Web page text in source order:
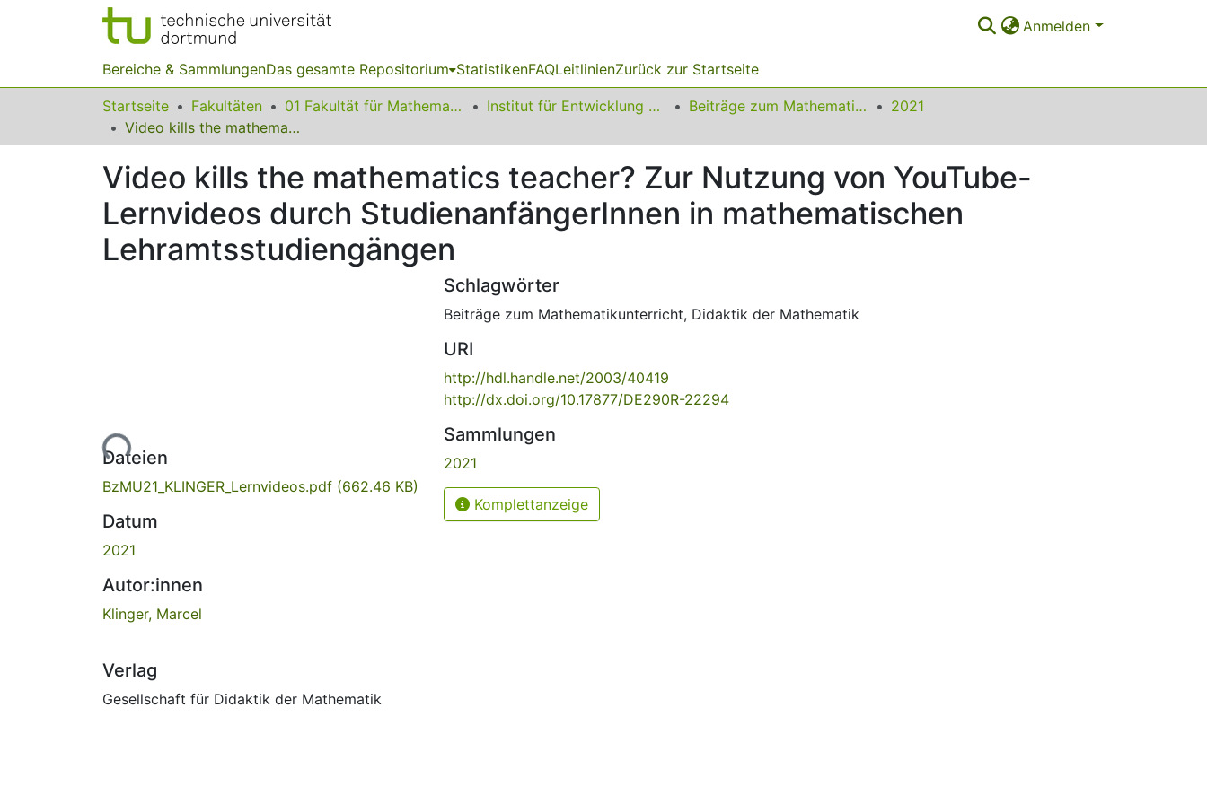
Anmelden
Bereiche & SammlungenDas gesamte Repositorium StatistikenFAQLeitlinienZurück zur Startseite
Startseite Fakultäten 01 Fakultät für Mathematik Institut für Entwicklung und Erforschung des Mathematikunterrichts Beiträge zum Mathematikunterricht
2021
Video kills the mathematics teacher? Zur Nutzung von YouTube-Lernvideos durch StudienanfängerInnen in mathematischen Lehramtsstudiengängen
Video kills the mathematics teacher? Zur Nutzung von YouTube-
Lernvideos durch StudienanfängerInnen in mathematischen
Lehramtsstudiengängen
Lade...
Dateien
BzMU21_KLINGER_Lernvideos.pdf (662.46 KB)
Datum
2021
Autor:innen
Klinger, Marcel
Verlag
Gesellschaft für Didaktik der Mathematik
Schlagwörter
Beiträge zum Mathematikunterricht, Didaktik der Mathematik
URI
http://hdl.handle.net/2003/40419
http://dx.doi.org/10.17877/DE290R-22294
Sammlungen
2021
Komplettanzeige